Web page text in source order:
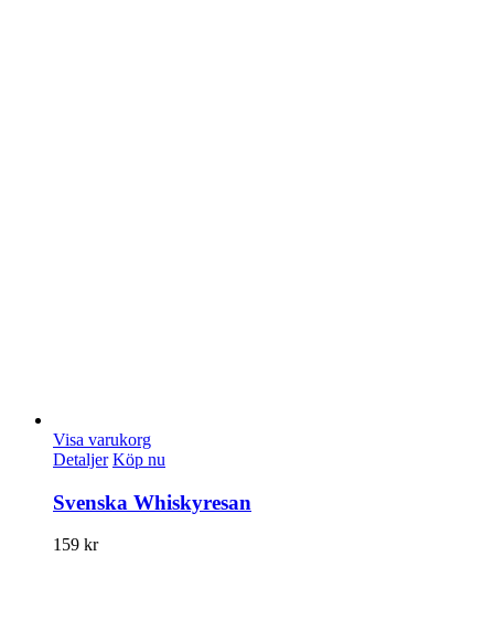
Visa varukorg
Detaljer Köp nu
Svenska Whiskyresan
159 kr